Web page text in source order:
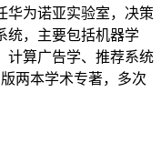
华为诺亚实验室，决策
统，主要包括机器学
计算广告学、推荐系统
两本学术专著，多次